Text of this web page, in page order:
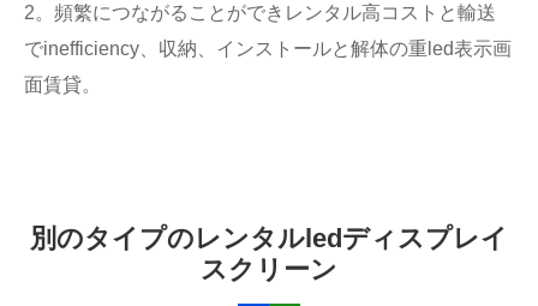
2。頻繁につながることができレンタル高コストと輸送
でinefficiency、収納、インストールと解体の重led表示画
面賃貸。
別のタイプのレンタルledディスプレイ
スクリーン